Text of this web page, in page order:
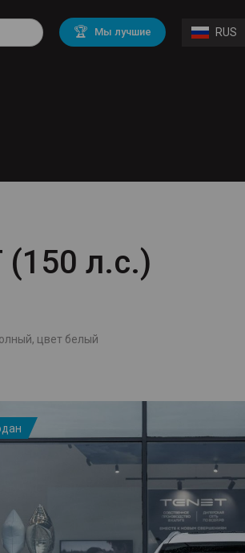
🏆 Мы лучшие RUS
BMW
Mercedes Benz
(150 л.с.)
цвет белый